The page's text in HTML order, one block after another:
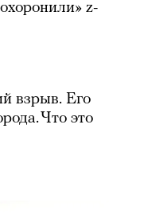
z-
взрыв. Его
Что это